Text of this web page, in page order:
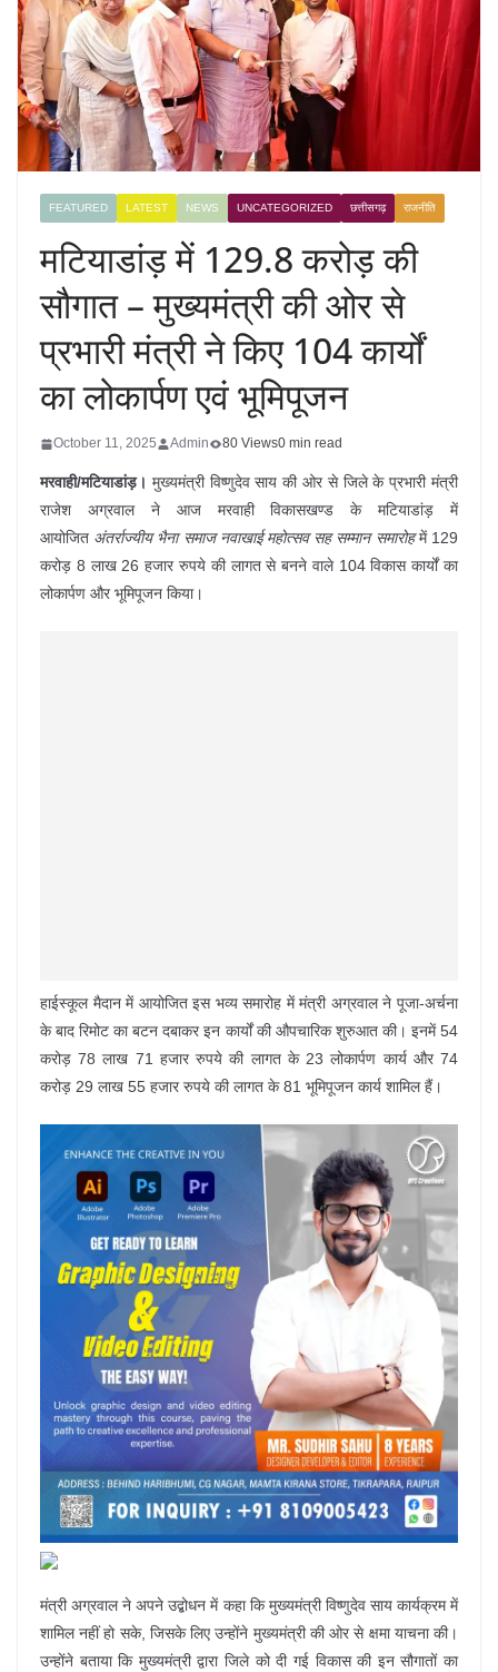
FEATURED LATEST NEWS UNCATEGORIZED छत्तीसगढ़ राजनीति
मटियाडांड़ में 129.8 करोड़ की
सौगात – मुख्यमंत्री की ओर से
प्रभारी मंत्री ने किए 104 कार्यों
का लोकार्पण एवं भूमिपूजन
October 11, 2025 Admin 80 Views0 min read
मरवाही/मटियाडांड़। मुख्यमंत्री विष्णुदेव साय की ओर से जिले के प्रभारी मंत्री
राजेश अग्रवाल ने आज मरवाही विकासखण्ड के मटियाडांड़ में
आयोजित अंतर्राज्यीय भैना समाज नवाखाई महोत्सव सह सम्मान समारोहमें 129
करोड़ 8 लाख 26 हजार रुपये की लागत से बनने वाले 104 विकास कार्यों का
लोकार्पण और भूमिपूजन किया।
हाईस्कूल मैदान में आयोजित इस भव्य समारोह में मंत्री अग्रवाल ने पूजा-अर्चना
के बाद रिमोट का बटन दबाकर इन कार्यों की औपचारिक शुरुआत की। इनमें 54
करोड़ 78 लाख 71 हजार रुपये की लागत के 23 लोकार्पण कार्य और 74
करोड़ 29 लाख 55 हजार रुपये की लागत के 81 भूमिपूजन कार्य शामिल हैं।
मंत्री अग्रवाल ने अपने उद्बोधन में कहा कि मुख्यमंत्री विष्णुदेव साय कार्यक्रम में
शामिल नहीं हो सके, जिसके लिए उन्होंने मुख्यमंत्री की ओर से क्षमा याचना की।
उन्होंने बताया कि मुख्यमंत्री द्वारा जिले को दी गई विकास की इन सौगातों का